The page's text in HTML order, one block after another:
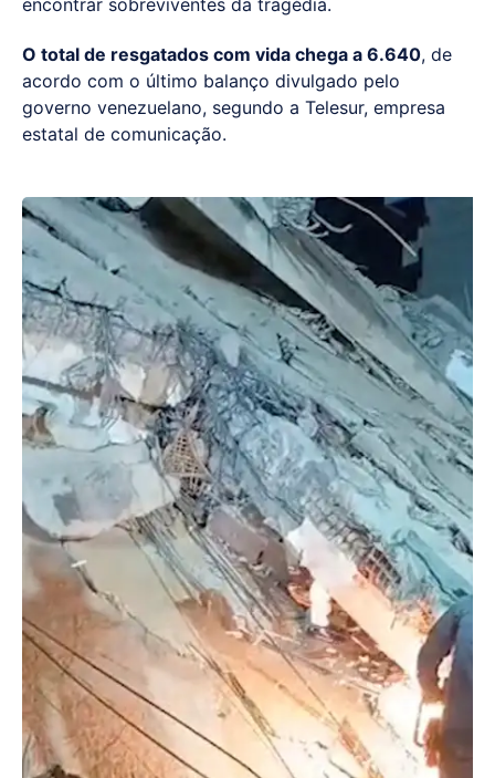
encontrar sobreviventes da tragédia.
O total de resgatados com vida chega a 6.640, de
acordo com o último balanço divulgado pelo
governo venezuelano, segundo a Telesur, empresa
estatal de comunicação.